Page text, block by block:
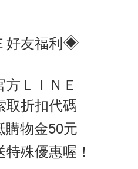
好友福利◈
ＬＩＮＥ
取折扣代碼
購物金50元
殊優惠喔！